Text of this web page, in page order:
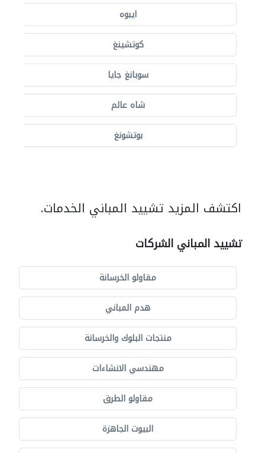
ايبوه
كوتشينغ
سوبانغ جايا
شاه عالم
بوتشونغ
اكتشف المزيد تشييد المباني الخدمات.
تشييد المباني الشركات
مقاولو الخرسانة
هدم المباني
منتجات البلوك والخرسانة
مهندسي الانشاءات
مقاولو الطرق
البيوت الجاهزة